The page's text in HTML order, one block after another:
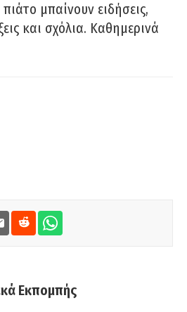
μπαίνουν ειδήσεις,
και σχόλια. Καθημερινά
Εκπομπής